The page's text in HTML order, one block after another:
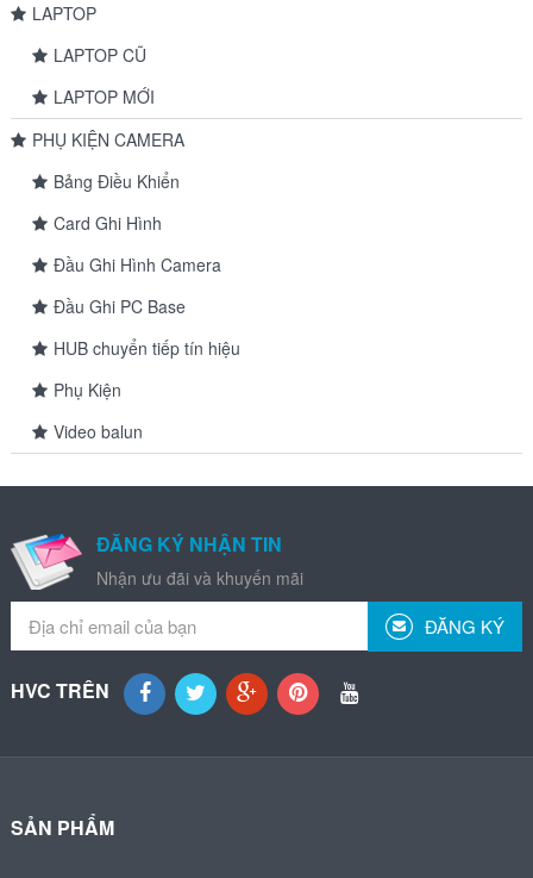
LAPTOP
LAPTOP CŨ
LAPTOP MỚI
PHỤ KIỆN CAMERA
Bảng Điều Khiển
Card Ghi Hình
Đầu Ghi Hình Camera
Đầu Ghi PC Base
HUB chuyển tiếp tín hiệu
Phụ Kiện
Video balun
ĐĂNG KÝ NHẬN TIN
Nhận ưu đãi và khuyến mãi
ĐĂNG KÝ
HVC TRÊN
SẢN PHẨM